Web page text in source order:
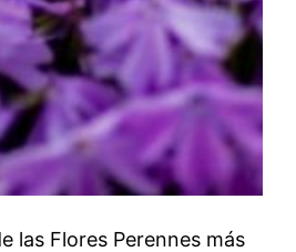
las Flores Perennes más